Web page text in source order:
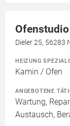
Ofenstudio
Dieler 25, 56283
HEIZUNG
Kamin / Ofen
ANGEBOTENE
Wartung,
Austausch,